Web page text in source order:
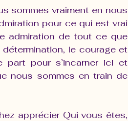
sommes vraiment en nous
pour ce qui est vrai
admiration de tout ce que
le courage et
part pour s’incarner ici et
nous sommes en train de
apprécier Qui vous êtes,